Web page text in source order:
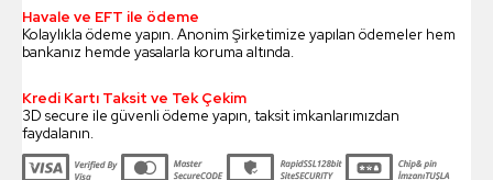
Havale ve EFT ile ödeme
Kolaylıkla ödeme yapın. Anonim Şirketimize yapılan ödemeler hem
bankanız hemde yasalarla koruma altında.
Kredi Kartı Taksit ve Tek Çekim
3D secure ile güvenli ödeme yapın, taksit imkanlarımızdan
faydalanın.